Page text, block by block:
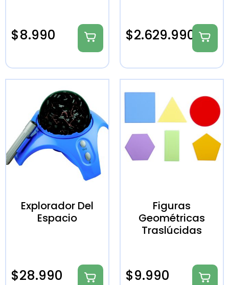
$8.990 $2.629.990
Explorador Del
Espacio
$28.990
Figuras
Geométricas
Traslúcidas
$9.990